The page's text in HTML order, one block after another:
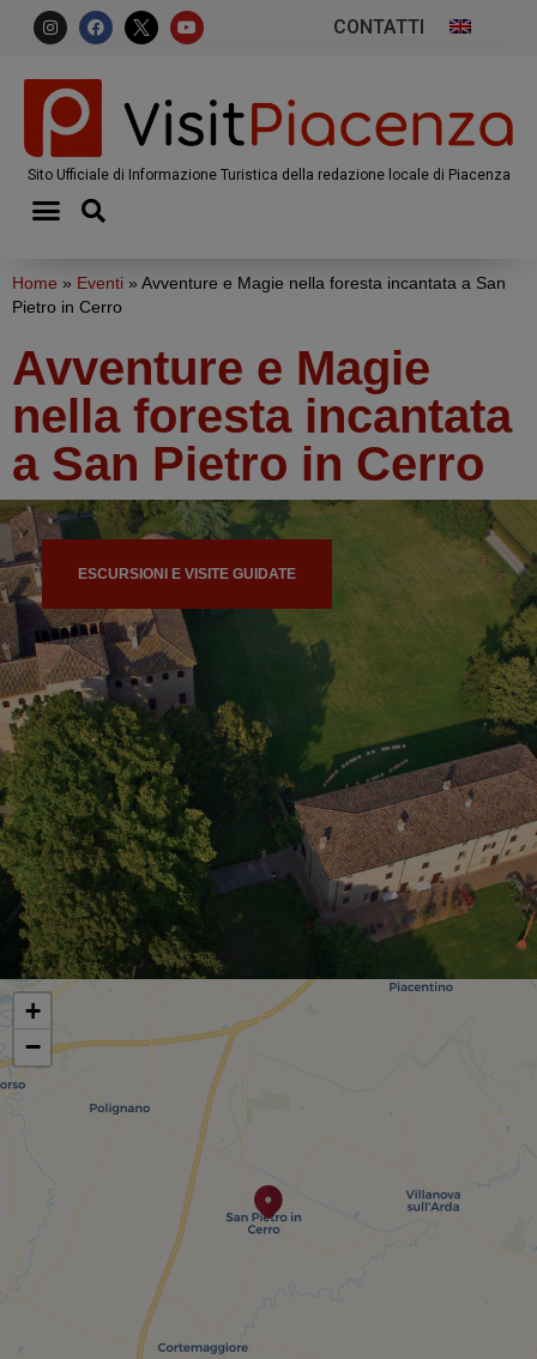
CONTATTI
Sito Ufficiale di Informazione Turistica della redazione locale di Piacenza
Home » Eventi » Avventure e Magie nella foresta incantata a San
Pietro in Cerro
Avventure e Magie
nella foresta incantata
a San Pietro in Cerro
ESCURSIONI E VISITE GUIDATE
+
−